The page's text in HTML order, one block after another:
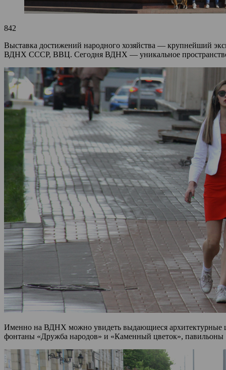
842
Выставка достижений народного хозяйства — крупнейший
ВДНХ СССР, ВВЦ. Сегодня ВДНХ — уникальное пространство
Именно на ВДНХ можно увидеть выдающиеся архитектурные
фонтаны «Дружба народов» и «Каменный цветок», павильоны